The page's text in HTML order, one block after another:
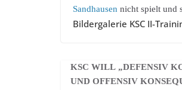
Sandhausennicht spielt und
Bildergalerie KSC II-
KSC WILL „DEFENSIV
UND OFFENSIV